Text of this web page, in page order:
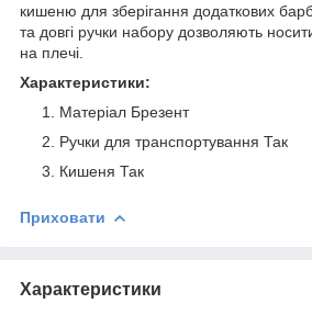
кишеню для зберігання додаткових
та довгі ручки набору дозволяють
на плечі.
Характеристики:
Матеріал Брезент
Ручки для транспортування Так
Кишеня Так
Приховати
Характеристики